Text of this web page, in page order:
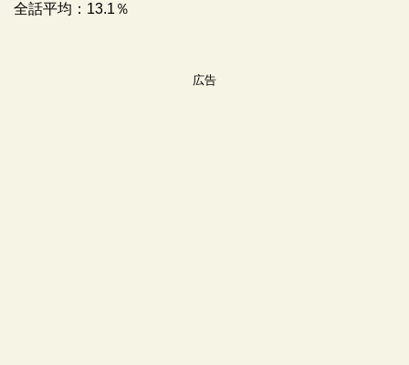
全話平均：13.1％
広告